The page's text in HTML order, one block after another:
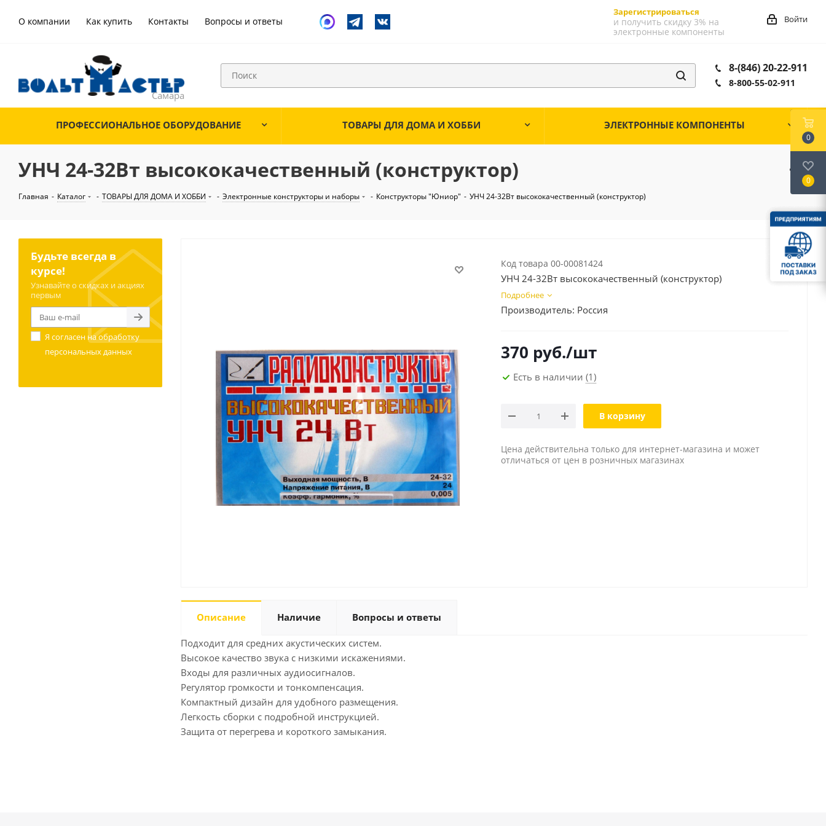
О компании Как купить Контакты Вопросы и ответы
Зарегистрироваться
и получить скидку 3% на
электронные компоненты
Войти
8-(846) 20-22-911
8-800-55-02-911
ПРОФЕССИОНАЛЬНОЕ ОБОРУДОВАНИЕ ТОВАРЫ ДЛЯ ДОМА И ХОББИ ЭЛЕКТРОННЫЕ КОМПОНЕНТЫ
УНЧ 24-32Вт высококачественный (конструктор)
Главная - Каталог - ТОВАРЫ ДЛЯ ДОМА И ХОББИ - Электронные конструкторы и наборы - Конструкторы "Юниор" - УНЧ 24-32Вт высококачественный (конструктор)
Код товара 00-00081424
УНЧ 24-32Вт высококачественный (конструктор)
Подробнее
Производитель: Россия
370 руб./шт
Есть в наличии (1)
В корзину
Цена действительна только для интернет-магазина и может
отличаться от цен в розничных магазинах
Описание Наличие Вопросы и ответы
Подходит для средних акустических систем.
Высокое качество звука с низкими искажениями.
Входы для различных аудиосигналов.
Регулятор громкости и тонкомпенсация.
Компактный дизайн для удобного размещения.
Легкость сборки с подробной инструкцией.
Защита от перегрева и короткого замыкания.
Будьте всегда в
курсе!
Узнавайте о скидках и акциях
первым
Я согласен наобработку
персональных данных
0
0